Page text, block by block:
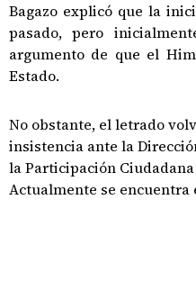
Bagazo explicó que la
pasado, pero
argumento de que el
Estado.
No obstante, el letrado
insistencia ante la
la Participación
Actualmente se encuentra